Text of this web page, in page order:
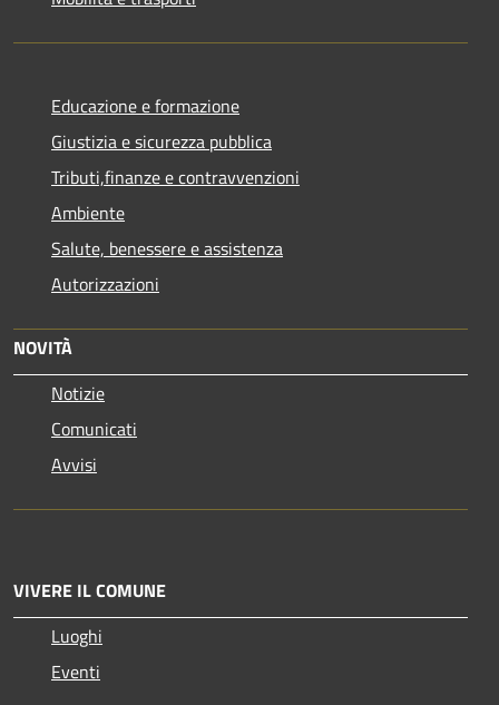
Educazione e formazione
Giustizia e sicurezza pubblica
Tributi,finanze e contravvenzioni
Ambiente
Salute, benessere e assistenza
Autorizzazioni
NOVITÀ
Notizie
Comunicati
Avvisi
VIVERE IL COMUNE
Luoghi
Eventi